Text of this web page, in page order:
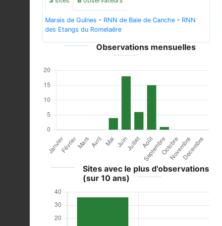
Marais de Guînes - RNN de Baie de Canche - RNN
des Etangs du Romelaëre
Observations mensuelles
Sites avec le plus d'observations
(sur 10 ans)